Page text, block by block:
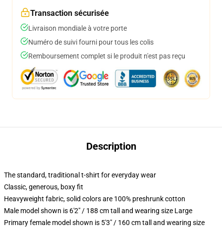
Transaction sécurisée
Livraison mondiale à votre porte
Numéro de suivi fourni pour tous les colis
Remboursement complet si le produit n'est pas reçu
Description
The standard, traditional t-shirt for everyday wear
Classic, generous, boxy fit
Heavyweight fabric, solid colors are 100% preshrunk cotton
Male model shown is 6'2" / 188 cm tall and wearing size Large
Primary female model shown is 5'3" / 160 cm tall and wearing size